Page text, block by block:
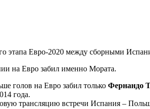
этапа Евро-2020 между сборными
на Евро забил именно Мората.
голов на Евро забил только Фернандо
года.
трансляцию встречи Испания –